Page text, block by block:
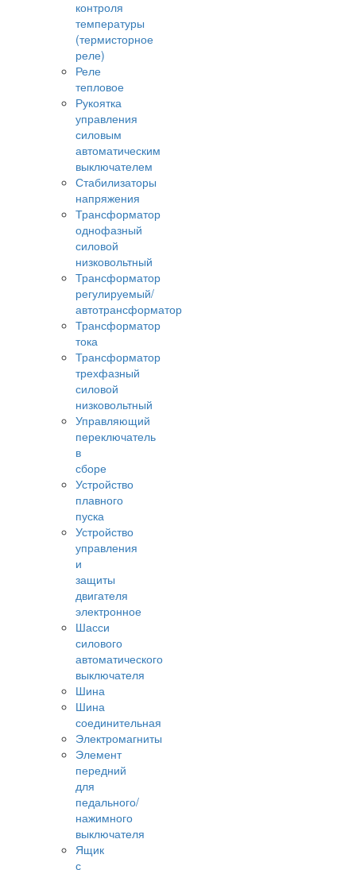
контроля
температуры
(термисторное
реле)
Реле
тепловое
Рукоятка
управления
силовым
автоматическим
выключателем
Стабилизаторы
напряжения
Трансформатор
однофазный
силовой
низковольтный
Трансформатор
регулируемый/
автотрансформатор
Трансформатор
тока
Трансформатор
трехфазный
силовой
низковольтный
Управляющий
переключатель
в
сборе
Устройство
плавного
пуска
Устройство
управления
и
защиты
двигателя
электронное
Шасси
силового
автоматического
выключателя
Шина
Шина
соединительная
Электромагниты
Элемент
передний
для
педального/
нажимного
выключателя
Ящик
с